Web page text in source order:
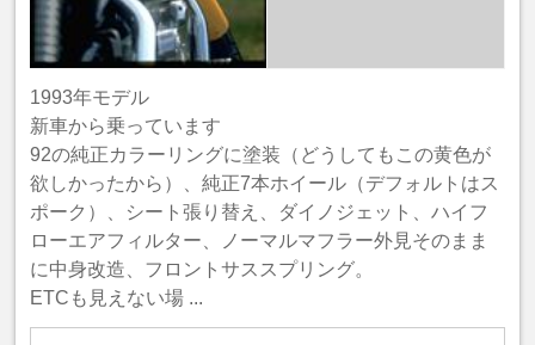
1993年モデル
新車から乗っています
92の純正カラーリングに塗装（どうしてもこの黄色が
欲しかったから）、純正7本ホイール（デフォルトはス
ポーク）、シート張り替え、ダイノジェット、ハイフ
ローエアフィルター、ノーマルマフラー外見そのまま
に中身改造、フロントサススプリング。
ETCも見えない場 ...